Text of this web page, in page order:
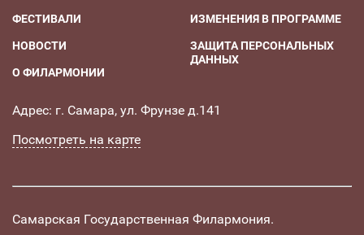
ФЕСТИВАЛИ
НОВОСТИ
О ФИЛАРМОНИИ
ИЗМЕНЕНИЯ В ПРОГРАММЕ
ЗАЩИТА ПЕРСОНАЛЬНЫХ
ДАННЫХ
Адрес: г. Самара, ул. Фрунзе д.141
Посмотреть на карте
Самарская Государственная Филармония.